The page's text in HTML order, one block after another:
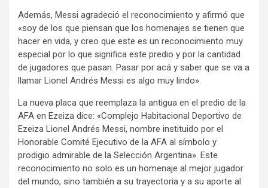
Además, Messi agradeció el reconocimiento y afirmó que
«soy de los que piensan que los homenajes se tienen que
hacer en vida, y creo que este es un reconocimiento muy
especial por lo que significa este predio y por la cantidad
de jugadores que pasan. Pasar por acá y saber que se va a
llamar Lionel Andrés Messi es algo muy lindo».
La nueva placa que reemplaza la antigua en el predio de la
AFA en Ezeiza dice: «Complejo Habitacional Deportivo de
Ezeiza Lionel Andrés Messi, nombre instituido por el
Honorable Comité Ejecutivo de la AFA al símbolo y
prodigio admirable de la Selección Argentina». Este
reconocimiento no solo es un homenaje al mejor jugador
del mundo, sino también a su trayectoria y a su aporte al